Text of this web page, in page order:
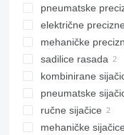
pneumatske
električne
mehaničke
sadilice rasada
kombinirane
pneumatske
ručne sijačice
mehaničke sijačice